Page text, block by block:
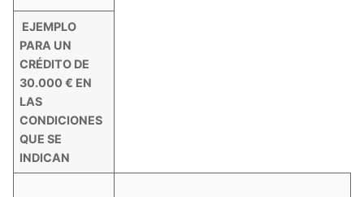
EJEMPLO
PARA UN
CRÉDITO DE
30.000 € EN
LAS
CONDICIONES
QUE SE
INDICAN